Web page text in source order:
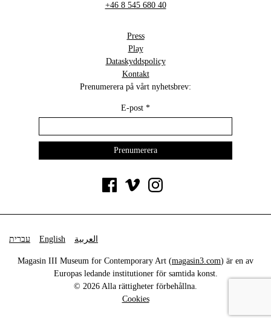
+46 8 545 680 40
Press
Play
Dataskyddspolicy
Kontakt
Prenumerera på vårt nyhetsbrev:
E-post *
עברית English العربية
Magasin III Museum for Contemporary Art (magasin3.com) är en av
Europas ledande institutioner för samtida konst.
© 2026 Alla rättigheter förbehållna.
Cookies